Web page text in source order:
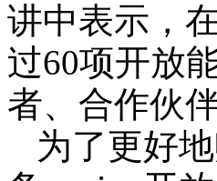
讲中表示，
过60项开放
者、合作伙
为了更好